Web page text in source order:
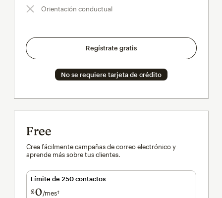
Orientación conductual
Regístrate gratis
No se requiere tarjeta de crédito
Free
Crea fácilmente campañas de correo electrónico y
aprende más sobre tus clientes.
Límite de 250 contactos
£0 /mes†al mes†